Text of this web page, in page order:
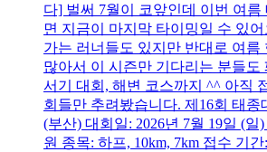
다] 벌써 7월이 코앞인데 이번 여
면 지금이 마지막 타이밍일 수 있
가는 러너들도 있지만 반대로 여름
많아서 이 시즌만 기다리는 분들도
서기 대회, 해변 코스까지 ^^ 아직
회들만 추려봤습니다. 제16회 태
(부산) 대회일: 2026년 7월 19일 (일
원 종목: 하프, 10km, 7km 접수 기간